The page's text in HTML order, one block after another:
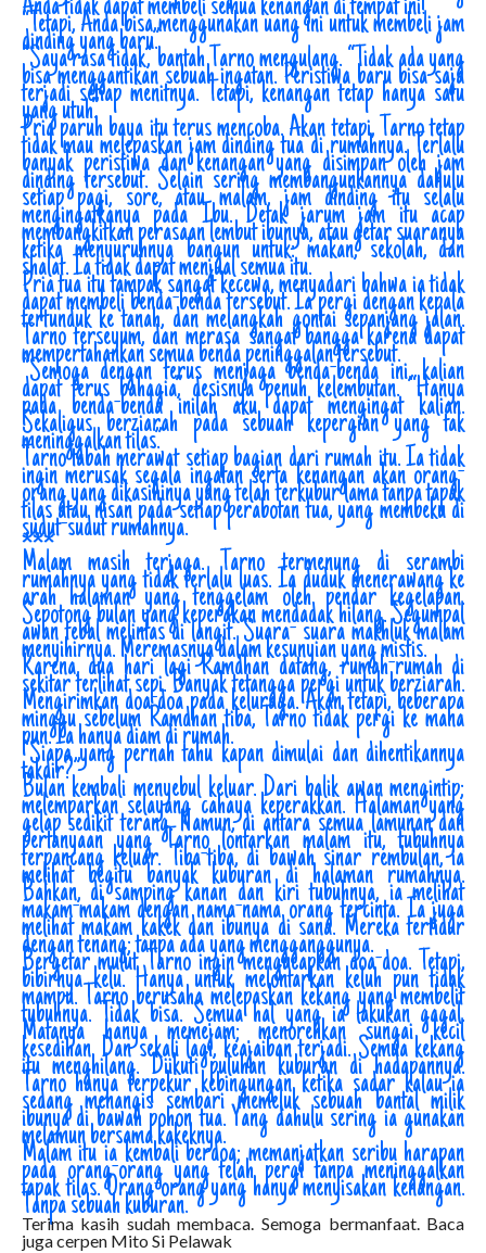
Anda tidak dapat membeli semua kenangan di tempat ini!”
“Tetapi, Anda bisa menggunakan uang ini untuk membeli jam
dinding yang baru.”
“Saya rasa tidak,” bantah Tarno mengulang. “Tidak ada yang
bisa menggantikan sebuah ingatan. Peristiwa baru bisa saja
terjadi setiap menitnya. Tetapi, kenangan tetap hanya satu
yang utuh.”
Pria paruh baya itu terus mencoba. Akan tetapi, Tarno tetap
tidak mau melepaskan jam dinding tua di rumahnya. Terlalu
banyak peristiwa dan kenangan yang disimpan oleh jam
dinding tersebut. Selain sering membangunkannya dahulu
setiap pagi, sore, atau malam, jam dinding itu selalu
mengingatkanya pada Ibu. Detak jarum jam itu acap
membangkitkan perasaan lembut ibunya, atau getar suaranya
ketika menyuruhnya bangun untuk: makan, sekolah, dan
shalat. Ia tidak dapat menjual semua itu.
Pria tua itu tampak sangat kecewa, menyadari bahwa ia tidak
dapat membeli benda-benda tersebut. Ia pergi dengan kepala
tertunduk ke tanah, dan melangkah gontai sepanjang jalan.
Tarno terseyum, dan merasa sangat bangga karena dapat
mempertahankan semua benda peninggalan tersebut.
“Semoga dengan terus menjaga benda-benda ini, kalian
dapat terus bahagia,” desisnya penuh kelembutan. “Hanya
pada benda-benda inilah aku dapat mengingat kalian.
Sekaligus berziarah pada sebuah kepergian yang tak
meninggalkan tilas.”
Tarno tabah merawat setiap bagian dari rumah itu. Ia tidak
ingin merusak segala ingatan serta kenangan akan orang-
orang yang dikasihinya yang telah terkubur lama tanpa tapak
tilas atau nisan pada setiap perabotan tua, yang membeku di
sudut-sudut rumahnya.
***
Malam masih terjaga. Tarno termenung di serambi
rumahnya yang tidak terlalu luas. Ia duduk menerawang ke
arah halaman yang tenggelam oleh pendar kegelapan.
Sepotong bulan yang keperakan mendadak hilang. Segumpal
awan tebal melintas di langit. Suara- suara makhluk malam
menyihirnya. Meremasnya dalam kesunyian yang mistis.
Karena, dua hari lagi Ramdhan datang, rumah-rumah di
sekitar terlihat sepi. Banyak tetangga pergi untuk berziarah.
Mengirimkan doa-doa pada keluraga. Akan tetapi, beberapa
minggu sebelum Ramdhan tiba, Tarno tidak pergi ke mana
pun. Ia hanya diam di rumah.
“Siapa yang pernah tahu kapan dimulai dan dihentikannya
takdir?”
Bulan kembali menyebul keluar. Dari balik awan mengintip;
melemparkan selayang cahaya keperakkan. Halaman yang
gelap sedikit terang. Namun, di antara semua lamunan dan
pertanyaan yang Tarno lontarkan malam itu, tubuhnya
terpancang keluar. Tiba-tiba, di bawah sinar rembulan, ia
melihat begitu banyak kuburan di halaman rumahnya.
Bahkan, di samping kanan dan kiri tubuhnya, ia melihat
makam-makam dengan nama-nama orang tercinta. Ia juga
melihat makam kakek dan ibunya di sana. Mereka tertidur
dengan tenang; tanpa ada yang mengganggunya.
Bergetar mulut Tarno ingin mengucapkan doa-doa. Tetapi,
bibirnya kelu. Hanya untuk melontarkan keluh pun tidak
mampu. Tarno berusaha melepaskan kekang yang membelit
tubuhnya. Tidak bisa. Semua hal yang ia lakukan gagal.
Matanya hanya memejam; menorehkan sungai kecil
kesedihan. Dan sekali lagi, keajaiban terjadi. Semua kekang
itu menghilang. Diikuti puluhan kuburan di hadapannya.
Tarno hanya terpekur kebingungan ketika sadar kalau ia
sedang menangis sembari memeluk sebuah bantal milik
ibunya di bawah pohon tua. Yang dahulu sering ia gunakan
melamun bersama kakeknya.
Malam itu ia kembali berdoa; memanjatkan seribu harapan
pada orang-orang yang telah pergi tanpa meninggalkan
tapak tilas. Orang-orang yang hanya menyisakan kenangan.
Tanpa sebuah kuburan.
Terima kasih sudah membaca. Semoga bermanfaat. Baca
juga cerpen Mito Si Pelawak